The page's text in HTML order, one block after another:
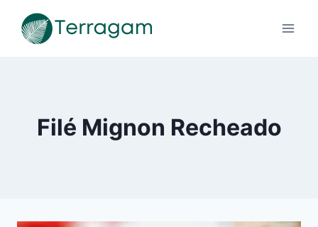
para
Filé Mignon Recheado